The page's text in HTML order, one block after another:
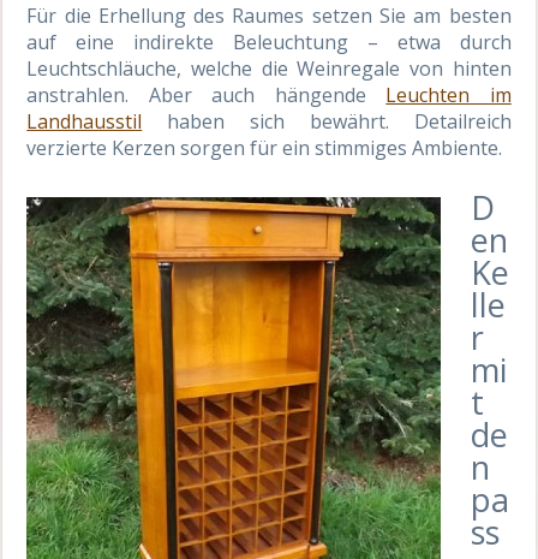
Für die Erhellung des Raumes setzen Sie am besten
auf eine indirekte Beleuchtung – etwa durch
Leuchtschläuche, welche die Weinregale von hinten
anstrahlen. Aber auch hängende Leuchten im
Landhausstil haben sich bewährt. Detailreich
verzierte Kerzen sorgen für ein stimmiges Ambiente.
D
en
Ke
lle
r
mi
t
de
n
pa
ss